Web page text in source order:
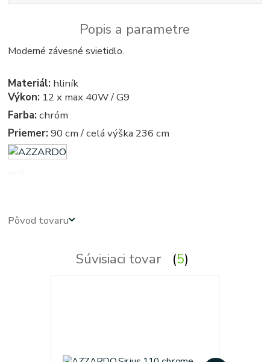
Popis a parametre
Moderné závesné svietidlo.
Materiál: hliník
Výkon: 12 x max 40W / G9
Farba: chróm
Priemer: 90 cm / celá výška 236 cm
Pôvod tovaru
Súvisiaci tovar 5